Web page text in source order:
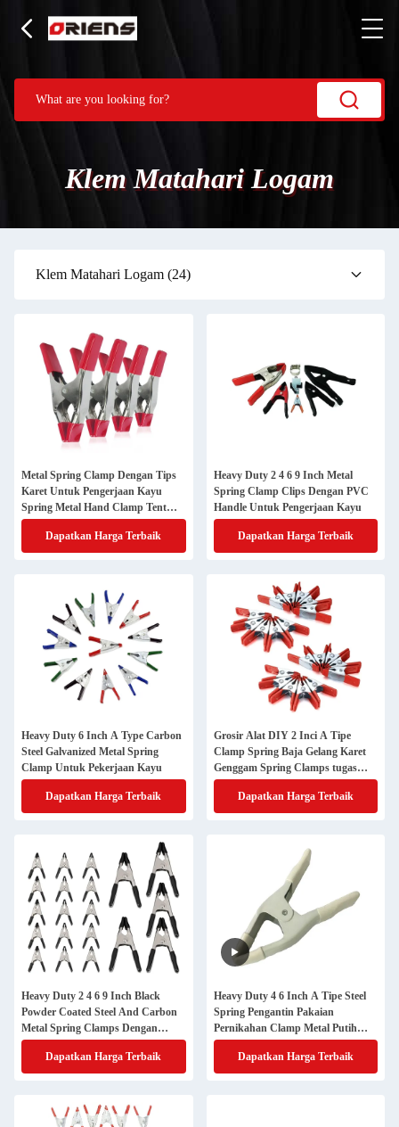
Klem Matahari Logam
Klem Matahari Logam (24)
Metal Spring Clamp Dengan Tips
Karet Untuk Pengerjaan Kayu
Spring Metal Hand Clamp Tent
Clamp
Dapatkan Harga Terbaik
Heavy Duty 2 4 6 9 Inch Metal
Spring Clamp Clips Dengan PVC
Handle Untuk Pengerjaan Kayu
Dapatkan Harga Terbaik
Heavy Duty 6 Inch A Type Carbon
Steel Galvanized Metal Spring
Clamp Untuk Pekerjaan Kayu
Dapatkan Harga Terbaik
Grosir Alat DIY 2 Inci A Tipe
Clamp Spring Baja Gelang Karet
Genggam Spring Clamps tugas
ringan
Dapatkan Harga Terbaik
Heavy Duty 2 4 6 9 Inch Black
Powder Coated Steel And Carbon
Metal Spring Clamps Dengan
Genggam PVC Untuk Pengerjaan
KayuDapatkan Harga Terbaik
Heavy Duty 4 6 Inch A Tipe Steel
Spring Pengantin Pakaian
Pernikahan Clamp Metal Putih
Spring Clamps
Dapatkan Harga Terbaik